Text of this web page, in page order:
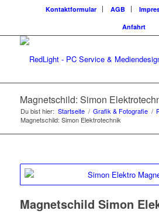
Kontaktformular AGB
Anfahrt
Magnetschild: Simon
Du bist hier: Startseite / Grafik & Fotografie /
Magnetschild: Simon Elektrotechnik
Magnetschild Simon